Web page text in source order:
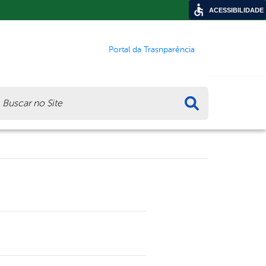
Portal da Trasnparência
ACESSIBILIDADE